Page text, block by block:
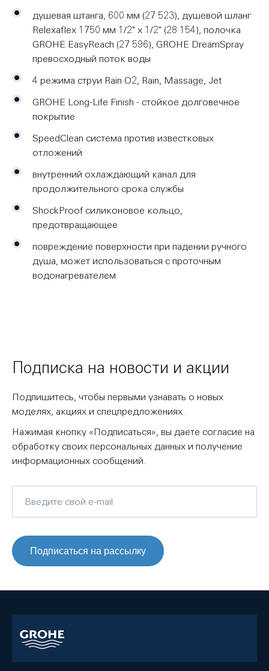
душевая штанга, 600 мм (27 523), душевой шланг
Relexaflex 1750 мм 1/2" x 1/2" (28 154), полочка
GROHE EasyReach (27 596), GROHE DreamSpray
превосходный поток воды
4 режима струи Rain O2, Rain, Massage, Jet
GROHE Long-Life Finish - стойкое долговечное
покрытие
SpeedClean система против известковых
отложений
внутренний охлаждающий канал для
продолжительного срока службы
ShockProof силиконовое кольцо,
предотвращающее
повреждение поверхности при падении ручного
душа, может использоваться с проточным
водонагревателем
Подписка на новости и акции
Подпишитесь, чтобы первыми узнавать о новых
моделях, акциях и спецпредложениях.
Нажимая кнопку «Подписаться», вы даете согласие на
обработку своих персональных данных и получение
информационных сообщений.
Подписаться на рассылку